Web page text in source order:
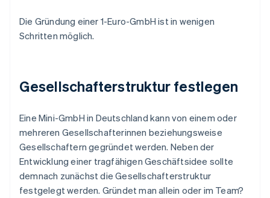
Die Gründung einer 1-Euro-GmbH ist in wenigen
Schritten möglich.
Gesellschafterstruktur festlegen
Eine Mini-GmbH in Deutschland kann von einem oder
mehreren Gesellschafterinnen beziehungsweise
Gesellschaftern gegründet werden. Neben der
Entwicklung einer tragfähigen Geschäftsidee sollte
demnach zunächst die Gesellschafterstruktur
festgelegt werden. Gründet man allein oder im Team?